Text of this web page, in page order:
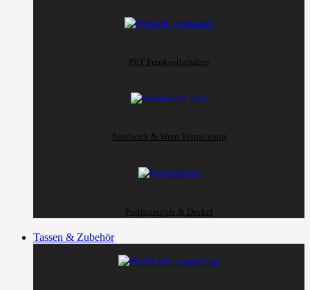
PET Feinkostbehälter
Sandwich & Wrap Verpackung
Portionstöpfe & Deckel
Tassen & Zubehör